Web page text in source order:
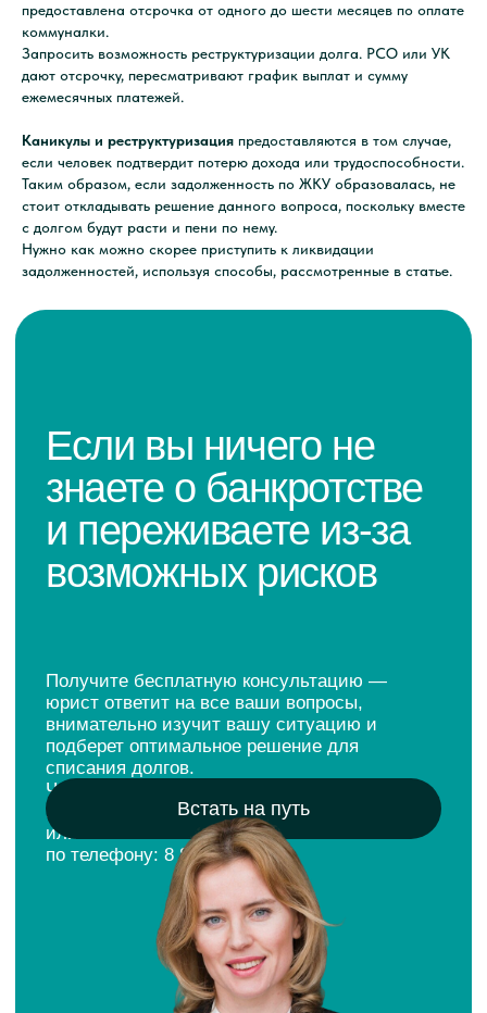
предоставлена отсрочка от одного до шести месяцев по оплате
коммуналки.
Запросить возможность реструктуризации долга. РСО или УК
дают отсрочку, пересматривают график выплат и сумму
ежемесячных платежей.
Каникулы и реструктуризация предоставляются в том случае,
если человек подтвердит потерю дохода или трудоспособности.
Таким образом, если задолженность по ЖКУ образовалась, не
стоит откладывать решение данного вопроса, поскольку вместе
с долгом будут расти и пени по нему.
Нужно как можно скорее приступить к ликвидации
задолженностей, используя способы, рассмотренные в статье.
8 800 700-62-91
mail@kreditkomissar.ru